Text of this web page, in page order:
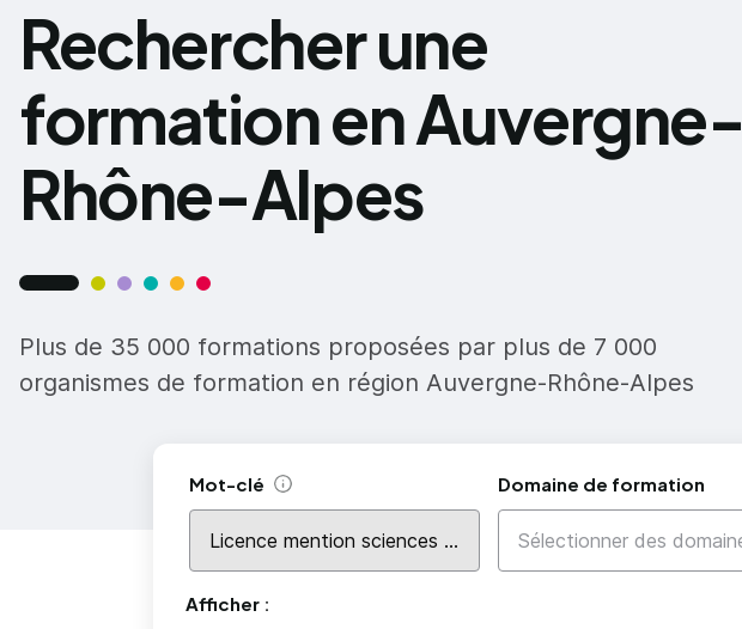
Rechercher une
formation en Auvergne-
Rhône-Alpes
Plus de 35 000 formations proposées par plus de 7 000
organismes de formation en région Auvergne-Rhône-Alpes
Mot-clé Aide Domaine de formation
Afficher :